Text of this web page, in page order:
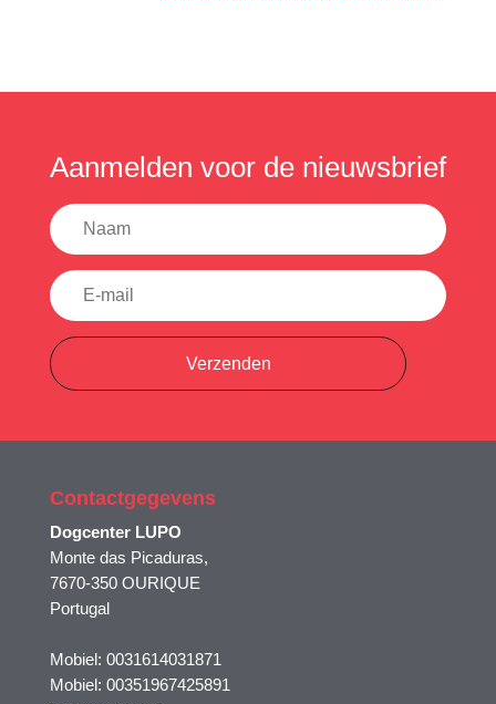
Aanmelden voor de nieuwsbrief
Verzenden
Contactgegevens
Dogcenter LUPO
Monte das Picaduras,
7670-350 OURIQUE
Portugal
Mobiel: 0031614031871
Mobiel: 00351967425891